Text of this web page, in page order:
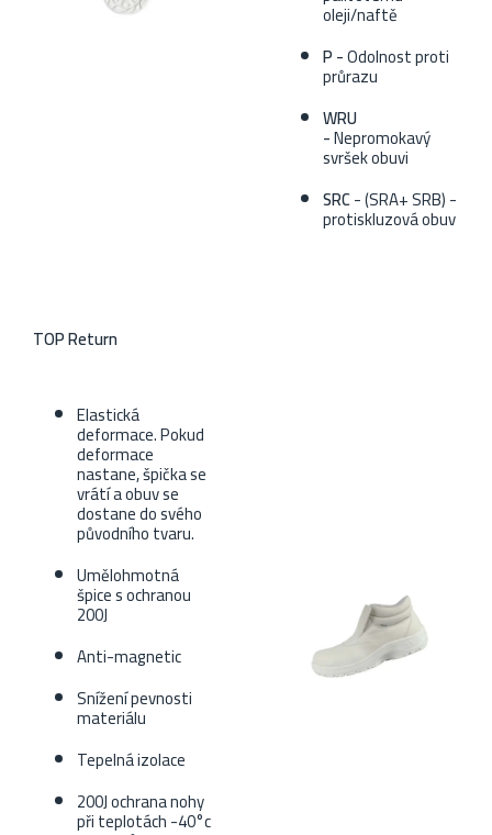
oleji/naftě
P -Odolnost proti
průrazu
WRU
-Nepromokavý
svršek obuvi
SRC- (SRA+ SRB) -
protiskluzová obuv
TOP Return
Elastická
deformace. Pokud
deformace
nastane, špička se
vrátí a obuv se
dostane do svého
původního tvaru.
Umělohmotná
špice s ochranou
200J
Anti-magnetic
Snížení pevnosti
materiálu
Tepelná izolace
200J ochrana nohy
při teplotách -40°c